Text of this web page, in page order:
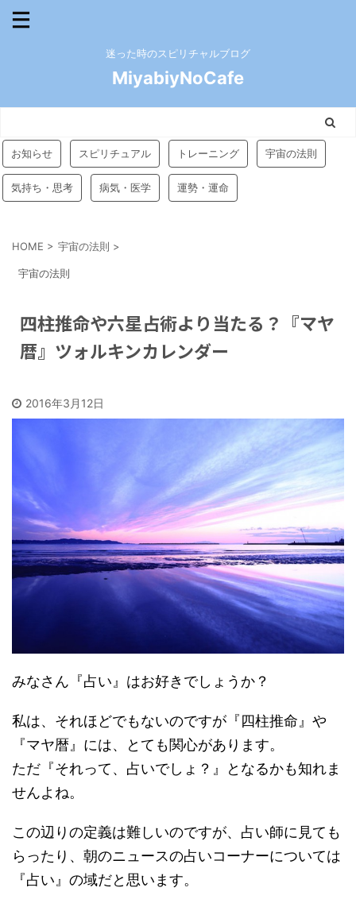
迷った時のスピリチャルブログ
MiyabiyNoCafe
お知らせ スピリチュアル トレーニング 宇宙の法則
気持ち・思考 病気・医学 運勢・運命
HOME > 宇宙の法則 >
宇宙の法則
四柱推命や六星占術より当たる？『マヤ
暦』ツォルキンカレンダー
2016年3月12日
みなさん『占い』はお好きでしょうか？
私は、それほどでもないのですが『四柱推命』や
『マヤ暦』には、とても関心があります。
ただ『それって、占いでしょ？』となるかも知れま
せんよね。
この辺りの定義は難しいのですが、占い師に見ても
らったり、朝のニュースの占いコーナーについては
『占い』の域だと思います。